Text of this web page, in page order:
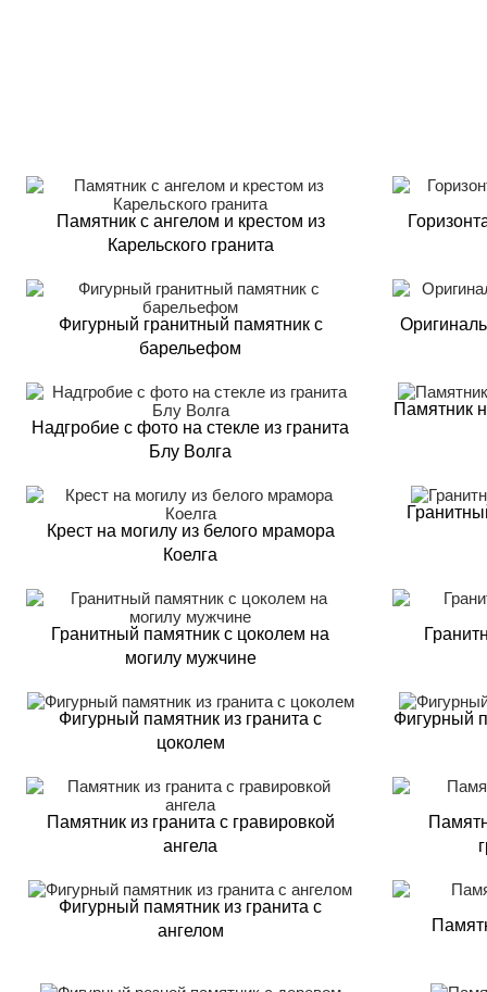
Памятник с ангелом и крестом из
Карельского гранита
Фигурный гранитный памятник с
барельефом
Надгробие с фото на стекле из гранита
Блу Волга
Памятник
Крест на могилу из белого мрамора
Коелга
Гранитный памятник с цоколем на
могилу мужчине
Фигурный памятник из гранита с
цоколем
Фигурный
Памятник из гранита с гравировкой
ангела
Фигурный памятник из гранита с
ангелом